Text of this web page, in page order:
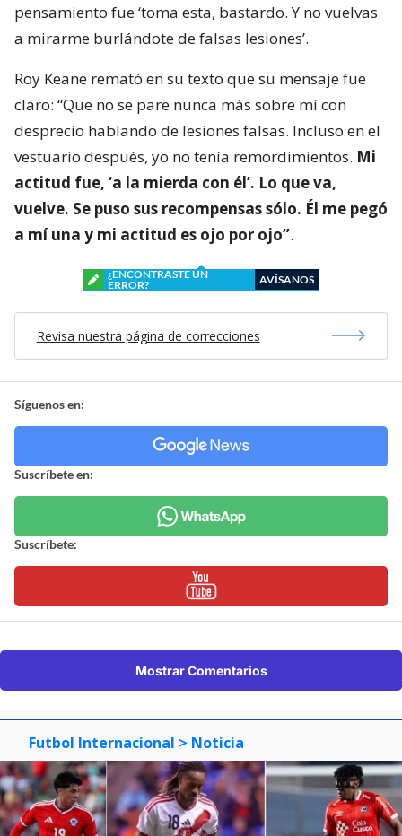
pensamiento fue ‘toma esta, bastardo. Y no vuelvas
a mirarme burlándote de falsas lesiones’.
Roy Keane remató en su texto que su mensaje fue
claro: “Que no se pare nunca más sobre mí con
desprecio hablando de lesiones falsas. Incluso en el
vestuario después, yo no tenía remordimientos. Mi
actitud fue, ‘a la mierda con él’. Lo que va,
vuelve. Se puso sus recompensas sólo. Él me pegó
a mí una y mi actitud es ojo por ojo”.
¿ENCONTRASTE UN
ERROR?
AVÍSANOS
Revisa nuestra página de correcciones
Síguenos en:
Suscríbete en:
Suscríbete:
Mostrar Comentarios
Futbol Internacional > Noticia